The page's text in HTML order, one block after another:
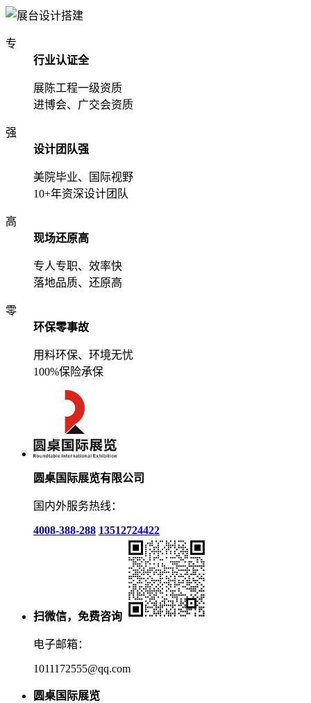
专
行业认证全
展陈工程一级资质
进博会、广交会资质
强
设计团队强
美院毕业、国际视野
10+年资深设计团队
高
现场还原高
专人专职、效率快
落地品质、还原高
零
环保零事故
用料环保、环境无忧
100%保险承保
圆桌国际展览有限公司
国内外服务热线：
4008-388-288 13512724422
扫微信，免费咨询
电子邮箱：
1011172555@qq.com
圆桌国际展览